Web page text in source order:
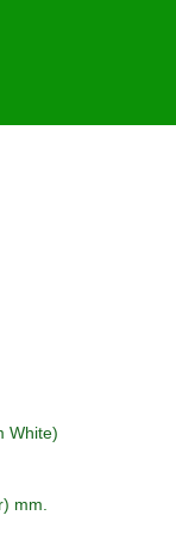
White)
mm.